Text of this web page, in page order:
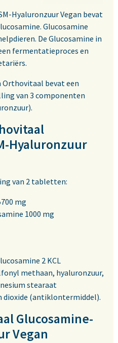
Hyaluronzuur Vegan bevat
Glucosamine
De Glucosamine in
fermentatieproces en
Orthovitaal bevat een
van 3 componenten
Hyaluronzuur
van 2 tabletten:
mg
1000 mg
2 KCL
methaan, hyaluronzuur,
stearaat
(antiklontermiddel).
Glucosamine-
Vegan